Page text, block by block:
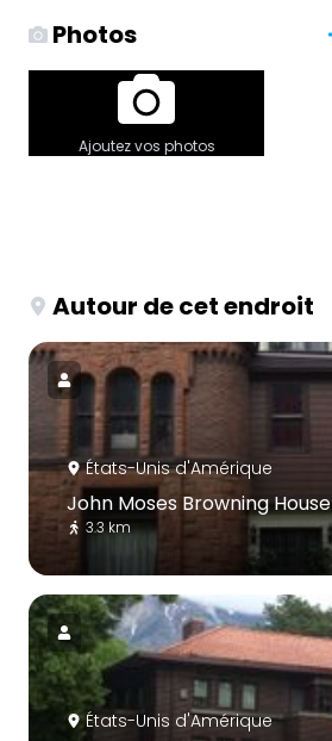
Photos
Ajoutez vos photos
Autour de cet endroit
États-Unis d'Amérique
John Moses Browning House
3.3 km
États-Unis d'Amérique